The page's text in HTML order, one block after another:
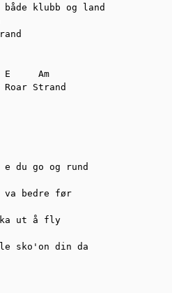
klubb og land
E     Am
Strand
du go og rund
va bedre før
ut å fly
sko'on din da